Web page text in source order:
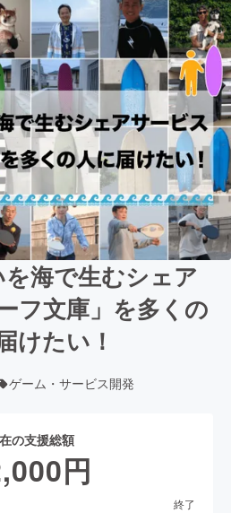
海で生むシェア
フ文庫」を多くの
けたい！
ゲーム・サービス開発
の支援総額
円
終了